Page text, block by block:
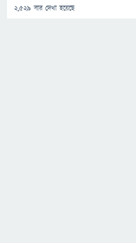
2,529 বার দেখা হয়েছে